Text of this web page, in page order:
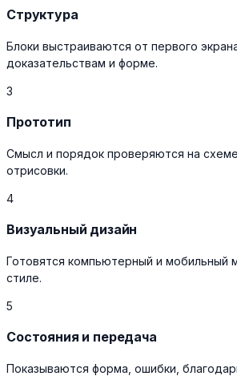
Структура
Блоки выстраиваются от первого
доказательствам и форме.
3
Прототип
Смысл и порядок проверяются на
отрисовки.
4
Визуальный дизайн
Готовятся компьютерный и мобильный
стиле.
5
Состояния и передача
Показываются форма, ошибки,